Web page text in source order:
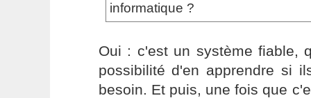
informatique ?
Oui : c'est un système fiable,
possibilité d'en apprendre si
besoin. Et puis, une fois que